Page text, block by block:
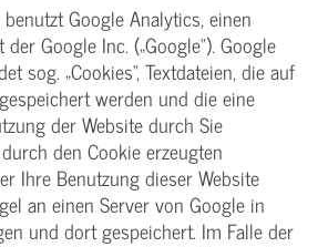
Google Analytics, einen
Google Inc. („Google“). Google
sog. „Cookies“, Textdateien, die auf
werden und die eine
der Website durch Sie
den Cookie erzeugten
Ihre Benutzung dieser Website
an einen Server von Google in
und dort gespeichert. Im Falle der